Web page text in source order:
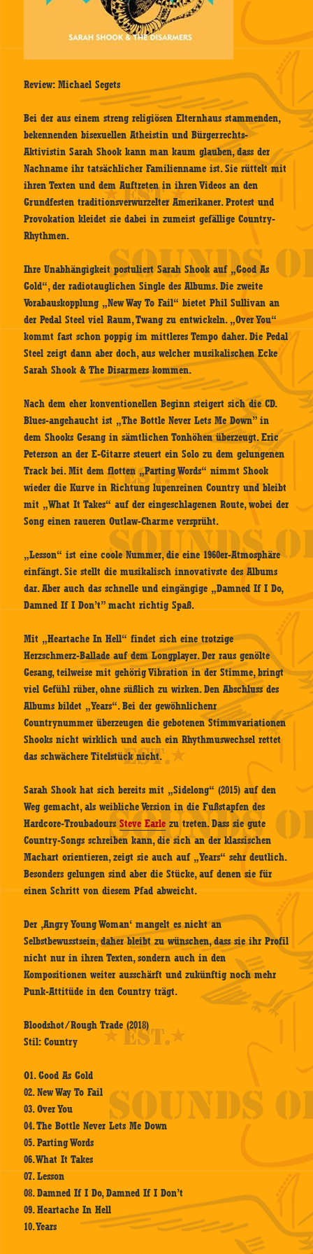
Review: Michael Segets
Bei der aus einem streng religiösen Elternhaus stammenden,
bekennenden bisexuellen Atheistin und Bürgerrechts-
Aktivistin Sarah Shook kann man kaum glauben, dass der
Nachname ihr tatsächlicher Familienname ist. Sie rüttelt mit
ihren Texten und dem Auftreten in ihren Videos an den
Grundfesten traditionsverwurzelter Amerikaner. Protest und
Provokation kleidet sie dabei in zumeist gefällige Country-
Rhythmen.
Ihre Unabhängigkeit postuliert Sarah Shook auf „Good As
Gold“, der radiotauglichen Single des Albums. Die zweite
Vorabauskopplung „New Way To Fail“ bietet Phil Sullivan an
der Pedal Steel viel Raum, Twang zu entwickeln. „Over You“
kommt fast schon poppig im mittleres Tempo daher. Die Pedal
Steel zeigt dann aber doch, aus welcher musikalischen Ecke
Sarah Shook & The Disarmers kommen.
Nach dem eher konventionellen Beginn steigert sich die CD.
Blues-angehaucht ist „The Bottle Never Lets Me Down” in
dem Shooks Gesang in sämtlichen Tonhöhen überzeugt. Eric
Peterson an der E-Gitarre steuert ein Solo zu dem gelungenen
Track bei. Mit dem flotten „Parting Words“ nimmt Shook
wieder die Kurve in Richtung lupenreinen Country und bleibt
mit „What It Takes“ auf der eingeschlagenen Route, wobei der
Song einen raueren Outlaw-Charme versprüht.
„Lesson“ ist eine coole Nummer, die eine 1960er-Atmosphäre
einfängt. Sie stellt die musikalisch innovativste des Albums
dar. Aber auch das schnelle und eingängige „Damned If I Do,
Damned If I Don’t” macht richtig Spaß.
Mit „Heartache In Hell“ findet sich eine trotzige
Herzschmerz-Ballade auf dem Longplayer. Der raus genölte
Gesang, teilweise mit gehörig Vibration in der Stimme, bringt
viel Gefühl rüber, ohne süßlich zu wirken. Den Abschluss des
Albums bildet „Years“. Bei der gewöhnlichenr
Countrynummer überzeugen die gebotenen Stimmvariationen
Shooks nicht wirklich und auch ein Rhythmuswechsel rettet
das schwächere Titelstück nicht.
Sarah Shook hat sich bereits mit „Sidelong“ (2015) auf den
Weg gemacht, als weibliche Version in die Fußstapfen des
Hardcore-TroubadoursSteve Earle zu treten. Dass sie gute
Country-Songs schreiben kann, die sich an der klassischen
Machart orientieren, zeigt sie auch auf „Years“ sehr deutlich.
Besonders gelungen sind aber die Stücke, auf denen sie für
einen Schritt von diesem Pfad abweicht.
Der ‚Angry Young Woman‘ mangelt es nicht an
Selbstbewusstsein, daher bleibt zu wünschen, dass sie ihr Profil
nicht nur in ihren Texten, sondern auch in den
Kompositionen weiter ausschärft und zukünftig noch mehr
Punk-Attitüde in den Country trägt.
Bloodshot/Rough Trade (2018)
Stil: Country
O1. Good As Gold
02. New Way To Fail
03. Over You
04. The Bottle Never Lets Me Down
05. Parting Words
06. What It Takes
07. Lesson
08. Damned If I Do, Damned If I Don’t
09. Heartache In Hell
10. Years